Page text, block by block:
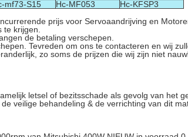
mf73-S15 Hc-MF053
Hc-KFSP3
prijs voor Servoaandrijving en
krijgen.
de betaling verschepen.
Tevreden om ons te contacteren en wij
zo soms de prijzen die wij zijn niet
letsel of bezitsschade als gevolg van het
veilige behandeling & de verrichting van dit